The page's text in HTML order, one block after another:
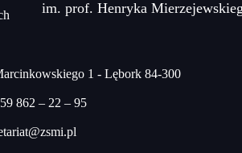
im. prof. Henryka
1 - Lębork 84-300
862 – 22 – 95